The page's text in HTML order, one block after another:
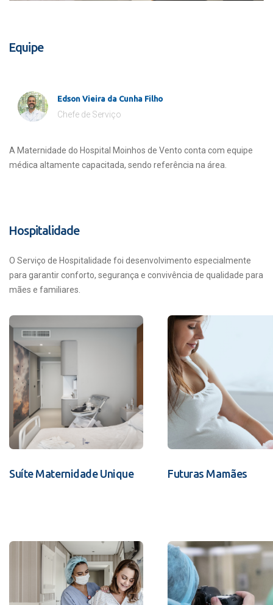
Equipe
Edson Vieira da Cunha Filho
Chefe de Serviço
A Maternidade do Hospital Moinhos de Vento conta com equipe
médica altamente capacitada, sendo referência na área.
Hospitalidade
O Serviço de Hospitalidade foi desenvolvimento especialmente
para garantir conforto, segurança e convivência de qualidade para
mães e familiares.
Suíte Maternidade Unique Futuras Mamães